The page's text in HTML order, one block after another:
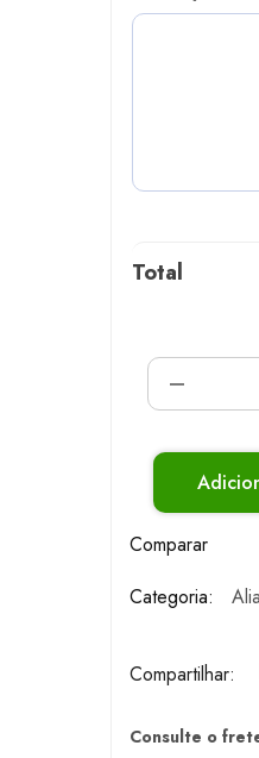
Total
Comparar
Categoria:
Compartilhar:
Consulte o